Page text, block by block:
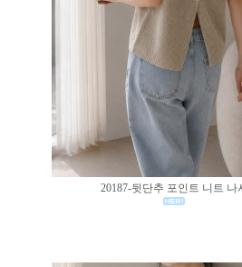
20187-뒷단추 포인트 니트 나